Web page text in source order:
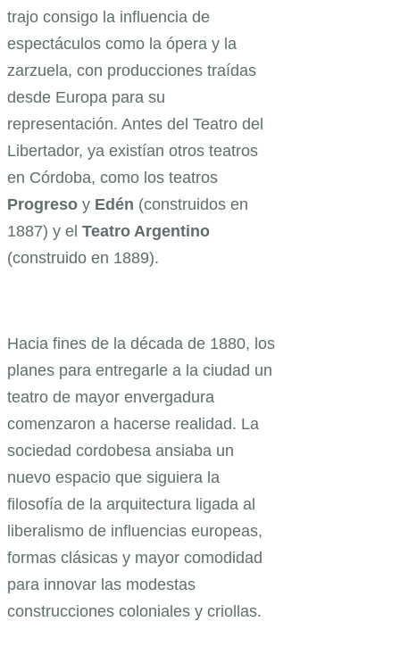
trajo consigo la influencia de
espectáculos como la ópera y la
zarzuela, con producciones traídas
desde Europa para su
representación. Antes del Teatro del
Libertador, ya existían otros teatros
en Córdoba, como los teatros
Progreso y Edén (construidos en
1887) y el Teatro Argentino
(construido en 1889).
Hacia fines de la década de 1880, los
planes para entregarle a la ciudad un
teatro de mayor envergadura
comenzaron a hacerse realidad. La
sociedad cordobesa ansiaba un
nuevo espacio que siguiera la
filosofía de la arquitectura ligada al
liberalismo de influencias europeas,
formas clásicas y mayor comodidad
para innovar las modestas
construcciones coloniales y criollas.